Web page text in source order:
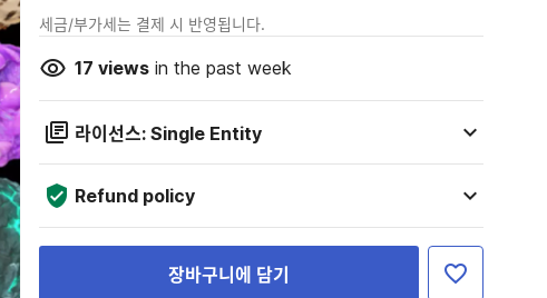
세금/부가세는 결제 시 반영됩니다.
17 viewsin the past week
라이선스: Single Entity
Refund policy
장바구니에 담기